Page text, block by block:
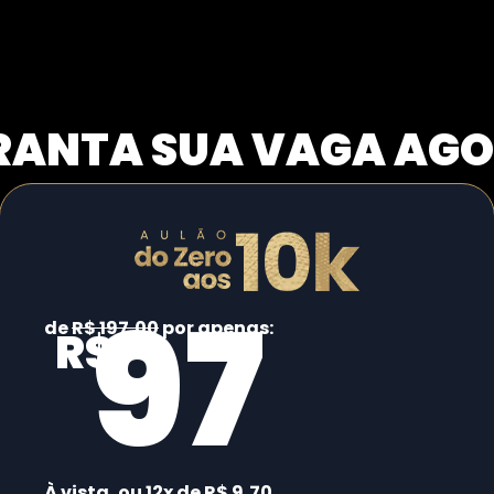
SUA VAGA
deR$ 197,00por apenas:
R$97